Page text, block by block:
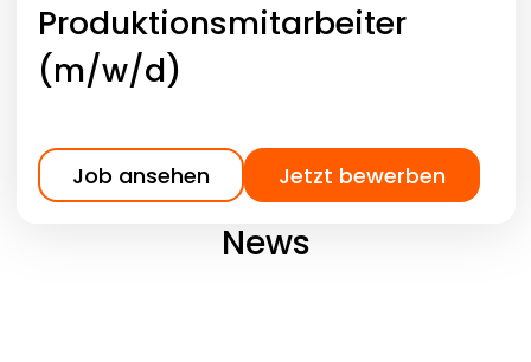
Produktionsmitarbeiter
(m/w/d)
Job ansehen Jetzt bewerben
News